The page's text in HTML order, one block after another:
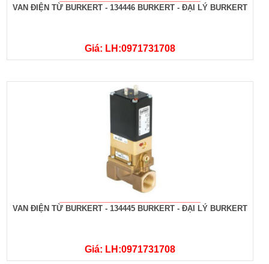
VAN ĐIỆN TỪ BURKERT - 134446 BURKERT - ĐẠI LÝ BURKERT
Giá: LH:0971731708
VAN ĐIỆN TỪ BURKERT - 134445 BURKERT - ĐẠI LÝ BURKERT
Giá: LH:0971731708